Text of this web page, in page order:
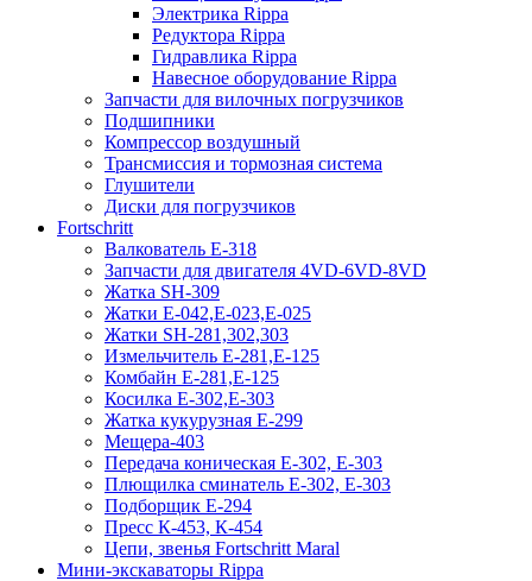
Электрика Rippa
Редуктора Rippa
Гидравлика Rippa
Навесное оборудование Rippa
Запчасти для вилочных погрузчиков
Подшипники
Компрессор воздушный
Трансмиссия и тормозная система
Глушители
Диски для погрузчиков
Fortschritt
Валкователь Е-318
Запчасти для двигателя 4VD-6VD-8VD
Жатка SH-309
Жатки Е-042,Е-023,Е-025
Жатки SH-281,302,303
Измельчитель Е-281,Е-125
Комбайн Е-281,Е-125
Косилка Е-302,Е-303
Жатка кукурузная Е-299
Мещера-403
Передача коническая Е-302, Е-303
Плющилка сминатель Е-302, Е-303
Подборщик Е-294
Пресс К-453, К-454
Цепи, звенья Fortschritt Maral
Мини-экскаваторы Rippa